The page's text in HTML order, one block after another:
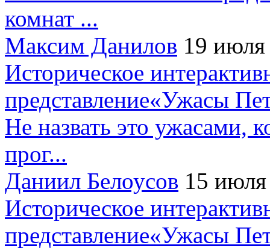
комнат ...
Максим Данилов 19
Историческое
представление«Ужасы
Не назвать это ужасами,
прог...
Даниил Белоусов 15
Историческое
представление«Ужасы